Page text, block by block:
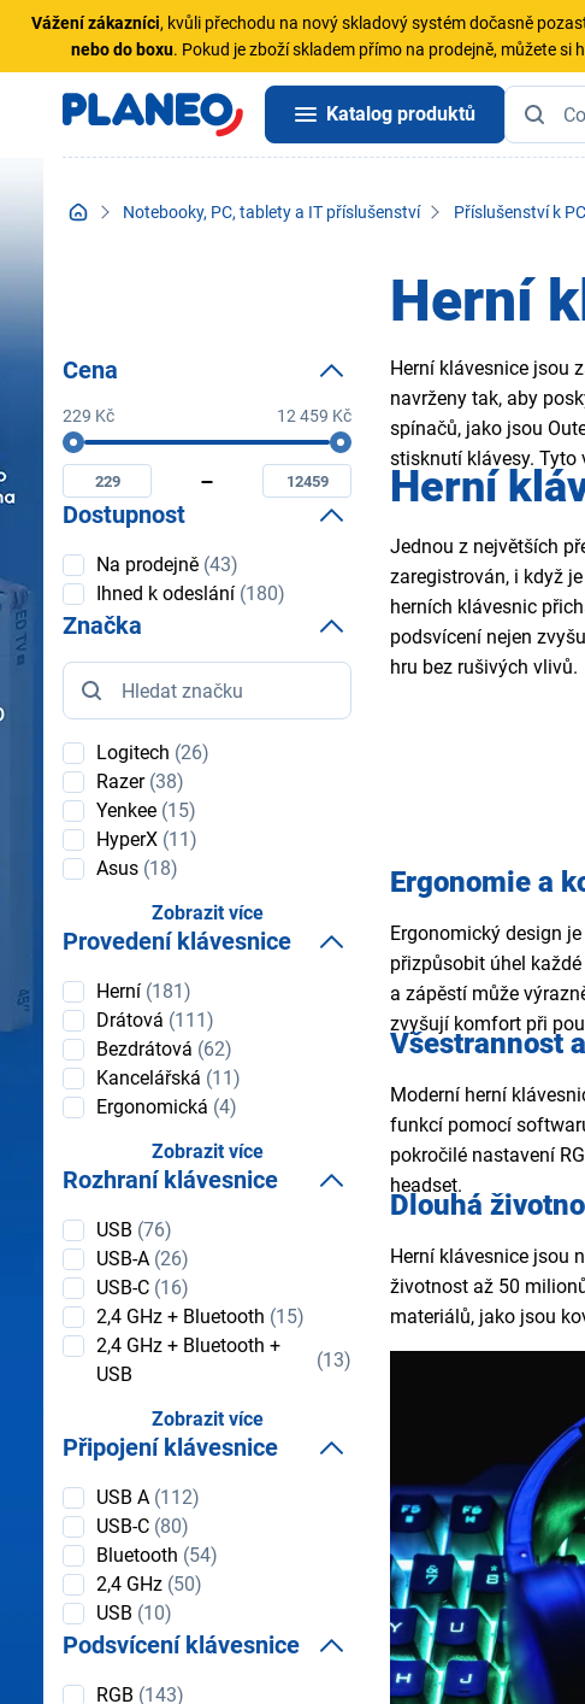
Vážení zákazníci, kvůli přechodu na nový skladový systém dočasně
nebo do boxu. Pokud je zboží skladem přímo na prodejně, můžete si
Katalog produktů
Notebooky, PC, tablety a IT příslušenství Příslušenství k
Herní
Herní klávesnice jsou
navrženy tak, aby
spínačů, jako jsou
stisknutí klávesy. Tyto
Herní
Jednou z největších
zaregistrován, i když
herních klávesnic
podsvícení nejen
hru bez rušivých vlivů.
Ergonomie a
Ergonomický design
přizpůsobit úhel každé
a zápěstí může
zvyšují komfort při
Všestrannost
Moderní herní
funkcí pomocí
pokročilé nastavení
headset.
Dlouhá
Herní klávesnice jsou
životnost až 50
materiálů, jako jsou
Cena
229 Kč 12 459 Kč
Cena
Minimální
cena
Maximální
cena
Dostupnost
Dostupnost
Na prodejně (43)
Ihned k odeslání (180)
Značka
Značka
Logitech (26)
Razer(38)
Yenkee (15)
HyperX (11)
Asus (18)
Zobrazit více
Provedení klávesnice
Provedení
klávesnice
Herní (181)
Drátová (111)
Bezdrátová (62)
Kancelářská (11)
Ergonomická (4)
Zobrazit více
Rozhraní klávesnice
Rozhraní
klávesnice
USB (76)
USB-A (26)
USB-C (16)
2,4 GHz + Bluetooth (15)
2,4 GHz + Bluetooth +
USB
(13)
Zobrazit více
Připojení klávesnice
Připojení
klávesnice
USB A (112)
USB-C (80)
Bluetooth (54)
2,4 GHz (50)
USB (10)
Podsvícení klávesnice
Podsvícení
RGB (143)